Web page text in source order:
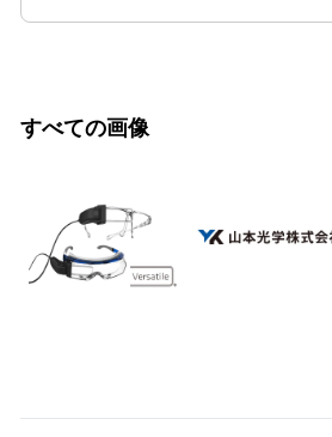
すべての画像